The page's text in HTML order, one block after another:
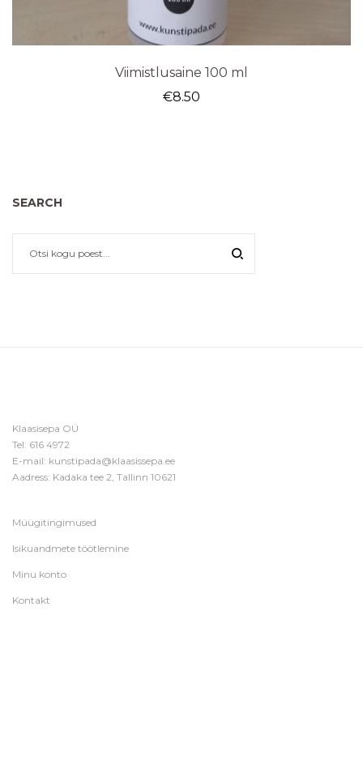
Viimistlusaine 100 ml
€8.50
SEARCH
Klaasisepa OÜ
Tel: 616 4972
E-mail: kunstipada@klaasissepa.ee
Aadress: Kadaka tee 2, Tallinn 10621
Müügitingimused
Isikuandmete töötlemine
Minu konto
Kontakt